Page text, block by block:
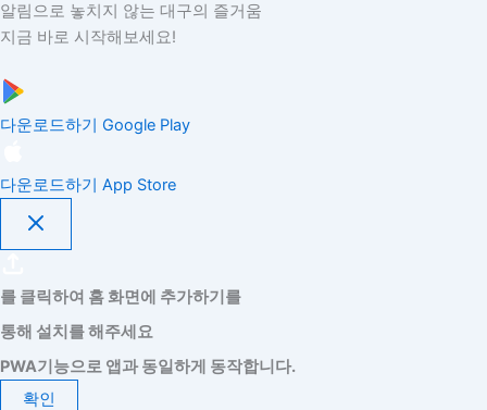
알림으로 놓치지 않는 대구의 즐거움
지금 바로 시작해보세요!
다운로드하기 Google Play
다운로드하기 App Store
를 클릭하여 홈 화면에 추가하기를
통해 설치를 해주세요
PWA기능으로 앱과 동일하게 동작합니다.
확인